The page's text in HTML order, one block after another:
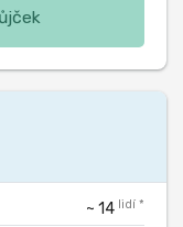
~ 14 lidí *